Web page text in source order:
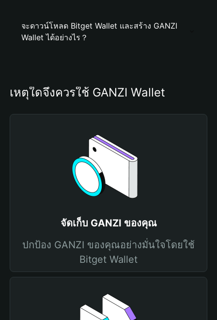
จะดาวน์โหลด Bitget Wallet และสร้าง GANZI
Wallet ได้อย่างไร？
เหตุใดจึงควรใช้ GANZI Wallet
จัดเก็บ GANZI ของคุณ
ปกป้อง GANZI ของคุณอย่างมั่นใจโดยใช้
Bitget Wallet